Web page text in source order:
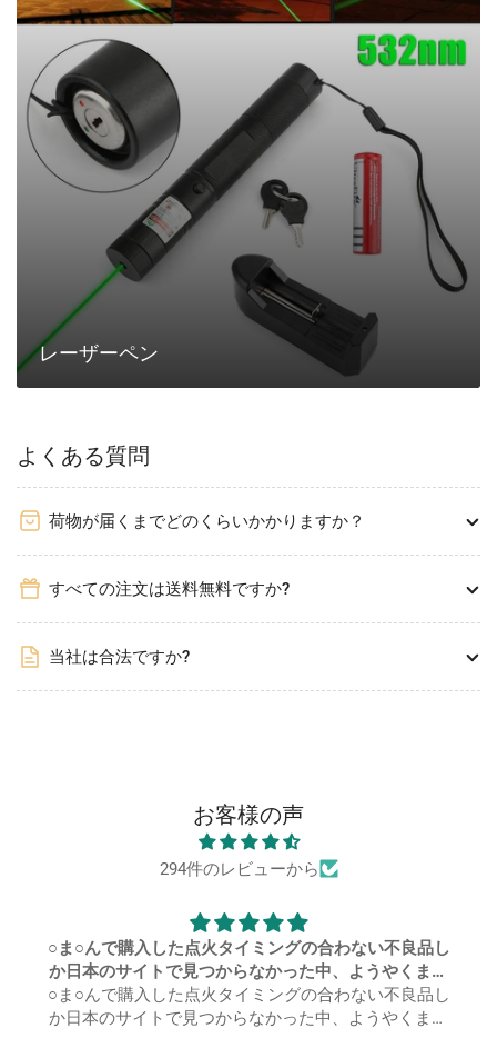
ー
レーザーペン
よくある質問
荷物が届くまでどのくらいかかりますか？
すべての注文は送料無料ですか?
当社は合法ですか?
お客様の声
294件のレビューから
○ま○んで購入した点火タイミングの合わない不良品し
か日本のサイトで見つからなかった中、ようやくまと
も
○ま○んで購入した点火タイミングの合わない不良品し
か日本のサイトで見つからなかった中、ようやくまと